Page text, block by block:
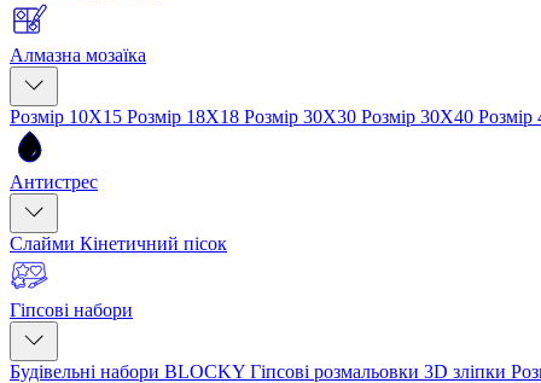
Алмазна мозаїка
Розмір 10Х15 Розмір 18Х18 Розмір 30Х30 Розмір 30Х40
Антистрес
Слайми Кінетичний пісок
Гіпсові набори
Будівельні набори BLOCKY Гіпсові розмальовки 3D зліпки